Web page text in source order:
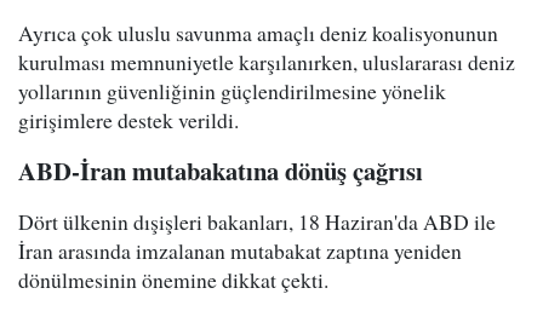
Ayrıca çok uluslu savunma amaçlı deniz koalisyonunun
kurulması memnuniyetle karşılanırken, uluslararası deniz
yollarının güvenliğinin güçlendirilmesine yönelik
girişimlere destek verildi.
ABD-İran mutabakatına dönüş çağrısı
Dört ülkenin dışişleri bakanları, 18 Haziran'da ABD ile
İran arasında imzalanan mutabakat zaptına yeniden
dönülmesinin önemine dikkat çekti.